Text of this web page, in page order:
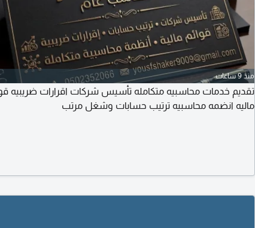
منذ 9 ساعات
تقديم خدمات محاسبيه متكامله تأسيس شركات اقرارات ضريبيه
ماليه انضمه محاسبيه ترتيب حسابات وشغل مرتب